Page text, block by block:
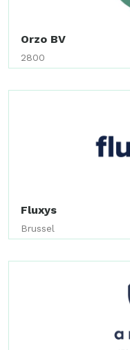
Orzo BV
2800
Fluxys
Brussel